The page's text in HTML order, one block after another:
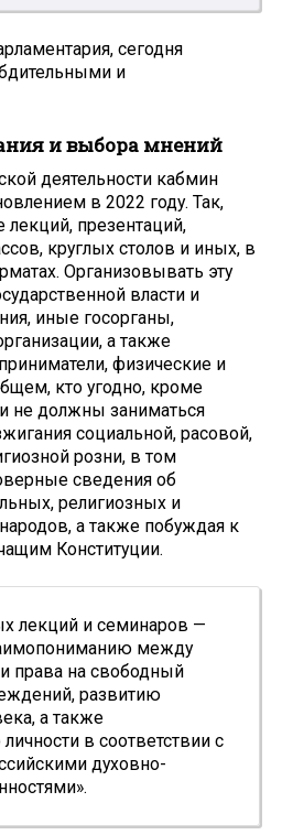
сегодня
и
и выбора мнений
деятельности кабмин
в 2022 году. Так,
презентаций,
круглых столов и иных, в
Организовывать эту
власти и
иные госорганы,
а также
физические и
кто угодно, кроме
не должны заниматься
социальной, расовой,
розни, в том
сведения об
религиозных и
а также побуждая к
Конституции.
лекций и семинаров —
между
права на свободный
развитию
а также
в соответствии с
духовно-